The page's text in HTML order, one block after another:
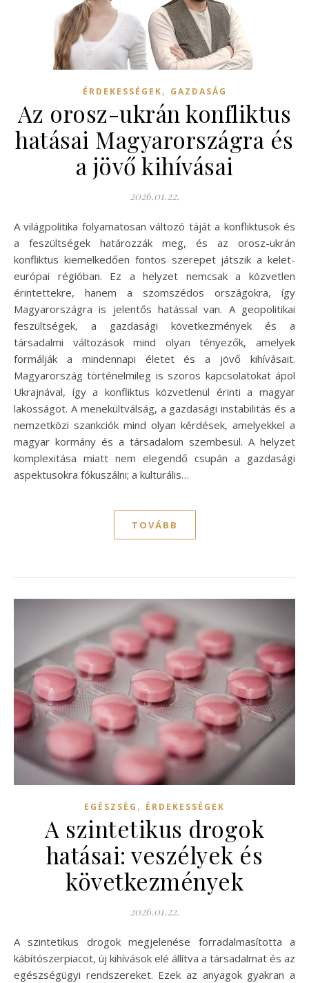
ÉRDEKESSÉGEK, GAZDASÁG
Az orosz-ukrán konfliktus
hatásai Magyarországra és
a jövő kihívásai
2026.01.22.
A világpolitika folyamatosan változó táját a konfliktusok és
a feszültségek határozzák meg, és az orosz-ukrán
konfliktus kiemelkedően fontos szerepet játszik a kelet-
európai régióban. Ez a helyzet nemcsak a közvetlen
érintettekre, hanem a szomszédos országokra, így
Magyarországra is jelentős hatással van. A geopolitikai
feszültségek, a gazdasági következmények és a
társadalmi változások mind olyan tényezők, amelyek
formálják a mindennapi életet és a jövő kihívásait.
Magyarország történelmileg is szoros kapcsolatokat ápol
Ukrajnával, így a konfliktus közvetlenül érinti a magyar
lakosságot. A menekültválság, a gazdasági instabilitás és a
nemzetközi szankciók mind olyan kérdések, amelyekkel a
magyar kormány és a társadalom szembesül. A helyzet
komplexitása miatt nem elegendő csupán a gazdasági
aspektusokra fókuszálni; a kulturális…
TOVÁBB
EGÉSZSÉG , ÉRDEKESSÉGEK
A szintetikus drogok
hatásai: veszélyek és
következmények
2026.01.22.
A szintetikus drogok megjelenése forradalmasította a
kábítószerpiacot, új kihívások elé állítva a társadalmat és az
egészségügyi rendszereket. Ezek az anyagok gyakran a